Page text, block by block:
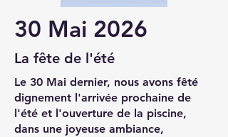
30 Mai 2026
La fête de l'été
Le 30 Mai dernier, nous avons fêté
dignement l'arrivée prochaine de
l'été et l'ouverture de la piscine,
dans une joyeuse ambiance,